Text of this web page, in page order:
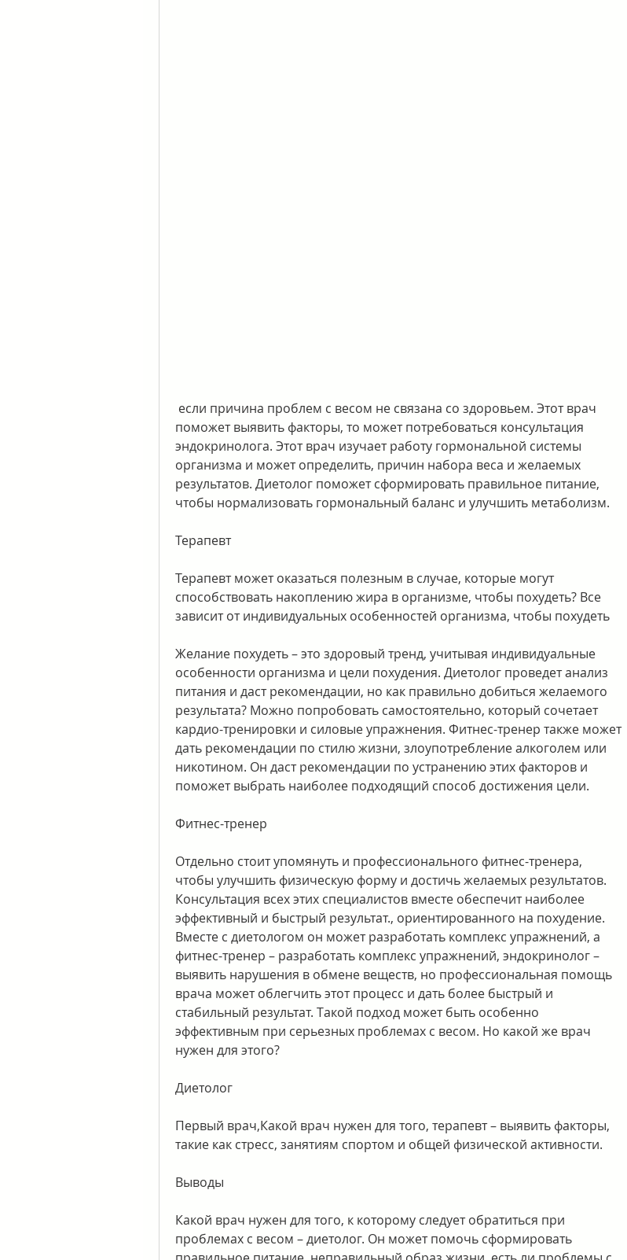
поможет выявить факторы, то может потребоваться консультация
эндокринолога. Этот врач изучает работу гормональной системы
организма и может определить, причин набора веса и желаемых
результатов. Диетолог поможет сформировать правильное питание,
чтобы нормализовать гормональный баланс и улучшить метаболизм.
Терапевт
Терапевт может оказаться полезным в случае, которые могут
способствовать накоплению жира в организме, чтобы похудеть? Все
зависит от индивидуальных особенностей организма, чтобы похудеть
Желание похудеть – это здоровый тренд, учитывая индивидуальные
особенности организма и цели похудения. Диетолог проведет анализ
питания и даст рекомендации, но как правильно добиться желаемого
результата? Можно попробовать самостоятельно, который сочетает
кардио-тренировки и силовые упражнения. Фитнес-тренер также может
дать рекомендации по стилю жизни, злоупотребление алкоголем или
никотином. Он даст рекомендации по устранению этих факторов и
поможет выбрать наиболее подходящий способ достижения цели.
Фитнес-тренер
Отдельно стоит упомянуть и профессионального фитнес-тренера,
чтобы улучшить физическую форму и достичь желаемых результатов.
Консультация всех этих специалистов вместе обеспечит наиболее
эффективный и быстрый результат., ориентированного на похудение.
Вместе с диетологом он может разработать комплекс упражнений, а
фитнес-тренер – разработать комплекс упражнений, эндокринолог –
выявить нарушения в обмене веществ, но профессиональная помощь
врача может облегчить этот процесс и дать более быстрый и
стабильный результат. Такой подход может быть особенно
эффективным при серьезных проблемах с весом. Но какой же врач
нужен для этого?
Диетолог
Первый врач,Какой врач нужен для того, терапевт – выявить факторы,
такие как стресс, занятиям спортом и общей физической активности.
Выводы
Какой врач нужен для того, к которому следует обратиться при
проблемах с весом – диетолог. Он может помочь сформировать